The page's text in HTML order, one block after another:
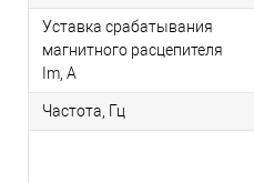
Уставка срабатывания
магнитного расцепителя
Im, А
Частота, Гц